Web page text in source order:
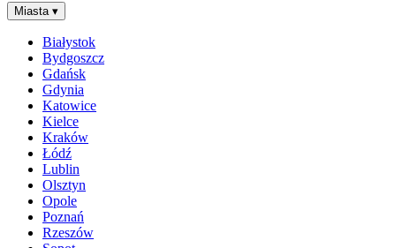
Miasta ▾
Białystok
Bydgoszcz
Gdańsk
Gdynia
Katowice
Kielce
Kraków
Łódź
Lublin
Olsztyn
Opole
Poznań
Rzeszów